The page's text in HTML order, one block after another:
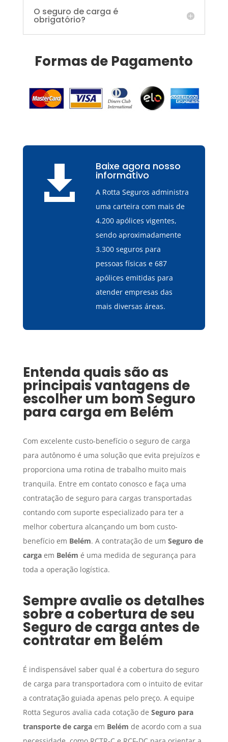
O seguro de carga é
obrigatório?
Formas de Pagamento
 Baixe agora nosso
informativo
A Rotta Seguros administra
uma carteira com mais de
4.200 apólices vigentes,
sendo aproximadamente
3.300 seguros para
pessoas físicas e 687
apólices emitidas para
atender empresas das
mais diversas áreas.
Entenda quais são as
principais vantagens de
escolher um bomSeguro
para carga em Belém
Com excelente custo-benefício o seguro de carga
para autônomo é uma solução que evita prejuízos e
proporciona uma rotina de trabalho muito mais
tranquila. Entre em contato conosco e faça uma
contratação de seguro para cargas transportadas
contando com suporte especializado para ter a
melhor cobertura alcançando um bom custo-
benefício em Belém. A contratação de um Seguro de
cargaem Belém é uma medida de segurança para
toda a operação logística.
Sempre avalie os detalhes
sobre a cobertura de seu
Seguro de carga antes de
contratar em Belém
É indispensável saber qual é a cobertura do seguro
de carga para transportadora com o intuito de evitar
a contratação guiada apenas pelo preço. A equipe
Rotta Seguros avalia cada cotação de Seguro para
transporte de cargaem Belém de acordo com a sua